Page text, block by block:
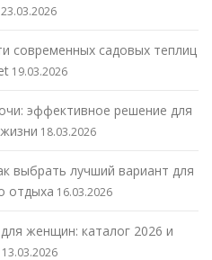
23.03.2026
современных садовых теплиц
19.03.2026
эффективное решение для
18.03.2026
выбрать лучший вариант для
отдыха 16.03.2026
женщин: каталог 2026 и
13.03.2026